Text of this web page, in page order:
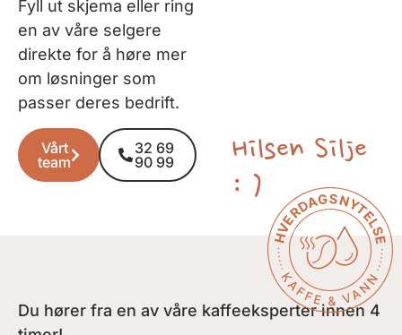
Fyll ut skjema eller ring
en av våre selgere
direkte for å høre mer
om løsninger som
passer deres bedrift.
Vårt
team
32 69
90 99
Hilsen Silje
: )
Du hører fra en av våre kaffeeksperter innen 4